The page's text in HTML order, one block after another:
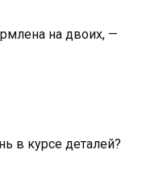
на двоих, —
в курсе деталей?